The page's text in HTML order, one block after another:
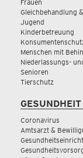
Frauen
Gleichbehandlung
Jugend
Kinderbetreuung
Menschen mit
Niederlassungs-
Senioren
Tierschutz
Coronavirus
Amtsarzt &